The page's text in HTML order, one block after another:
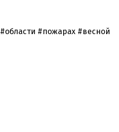
#области #пожарах #весной